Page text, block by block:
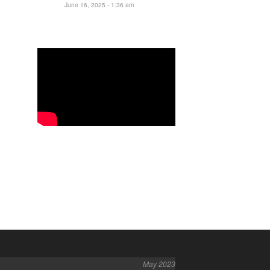
June 16, 2025 - 1:36 am
May 2023